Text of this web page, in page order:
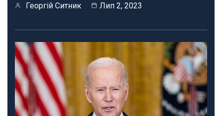
Георгій Ситник Лип 2, 2023